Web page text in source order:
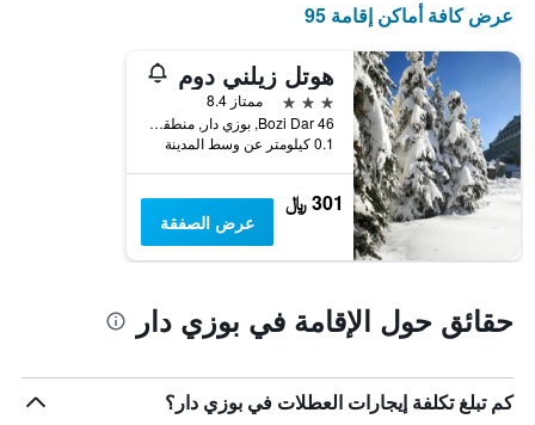
عرض كافة أماكن إقامة 95
هوتل زيلني دوم
3 نجوم
ممتاز 8.4
Bozi Dar 46, بوزي دار, منطقة كارلوفي فاري, جمهورية التشيك
0.1 كيلومتر عن وسط المدينة
301 ﷼
عرض الصفقة
حقائق حول الإقامة في بوزي دار
كم تبلغ تكلفة إيجارات العطلات في بوزي دار؟